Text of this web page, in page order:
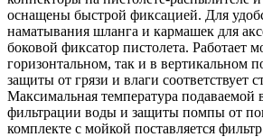
оснащены быстрой фиксацией. Для
наматывания шланга и кармашек для
боковой фиксатор пистолета. Работает
горизонтальном, так и в вертикальном
защиты от грязи и влаги соответствует
Максимальная температура
фильтрации воды и защиты помпы от
комплекте с мойкой поставляется